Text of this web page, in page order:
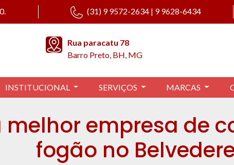
(31) 9 9572-2634 | 9 9628-6434
Rua paracatu 78
Barro Preto, BH, MG
INSTITUCIONAL SERVIÇOS MARCAS
melhor empresa de
fogão no